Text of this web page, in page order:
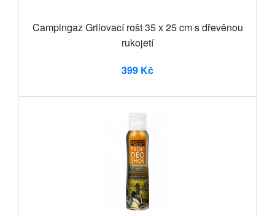
Campingaz Grilovací rošt 35 x 25 cm s dřevěnou
rukojetí
399 Kč